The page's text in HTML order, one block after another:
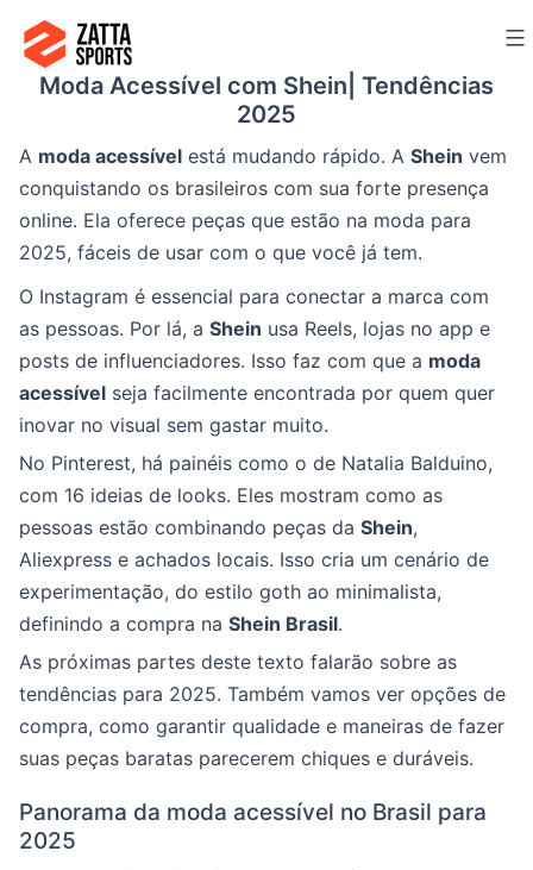
para
Moda Acessível com Shein| Tendências
2025
A moda acessível está mudando rápido. A Shein vem
conquistando os brasileiros com sua forte presença
online. Ela oferece peças que estão na moda para
2025, fáceis de usar com o que você já tem.
O Instagram é essencial para conectar a marca com
as pessoas. Por lá, a Shein usa Reels, lojas no app e
posts de influenciadores. Isso faz com que a moda
acessível seja facilmente encontrada por quem quer
inovar no visual sem gastar muito.
No Pinterest, há painéis como o de Natalia Balduino,
com 16 ideias de looks. Eles mostram como as
pessoas estão combinando peças da Shein,
Aliexpress e achados locais. Isso cria um cenário de
experimentação, do estilo goth ao minimalista,
definindo a compra na Shein Brasil.
As próximas partes deste texto falarão sobre as
tendências para 2025. Também vamos ver opções de
compra, como garantir qualidade e maneiras de fazer
suas peças baratas parecerem chiques e duráveis.
Panorama da moda acessível no Brasil para
2025